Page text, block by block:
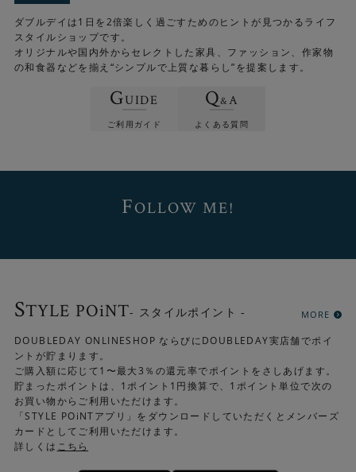
ダブルデイは1日を2倍楽しく過ごすためのヒントが見つかるライフ
スタイルショップです。
オリジナルや国内外からセレクトした家具、ファッション、作家物
の和食器などを揃え“シンプルで上質な暮らし”を提案します。
GUIDE
ご利用ガイド
Q&A
よくある質問
FOLLOW ME!
STYLE POiNT- スタイルポイント - MORE
DOUBLEDAY ONLINESHOP ならびにDOUBLEDAY実店舗でポイ
ントが貯まります。
ご購入額に応じて1〜最大3％の還元率でポイントをさしあげます。
貯まったポイントは、1ポイント1円換算で、1ポイント単位で次の
お買い物からご利用いただけます。
「STYLE POiNTアプリ」をダウンロードしていただくとメンバーズ
カードとしてご利用いただけます。
詳しくは こちら